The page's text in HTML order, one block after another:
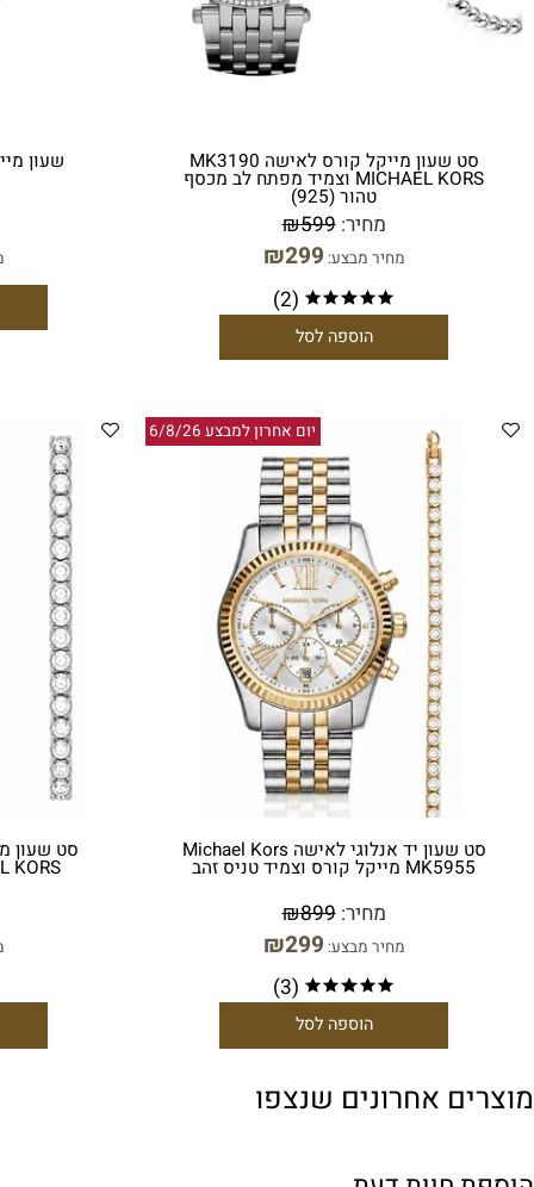
סט שעון מייקל קורס לאישה MK3190
MICHAEL KORS וצמיד מפתח לב מכסף
טהור (925)
₪599
₪299 מחיר
יום אחרון למבצע 6/8/26
סט שעון יד אנלוגי לאישה Michael Kors
₪899
מחיר מבצע: ₪299
(3)
מחיר